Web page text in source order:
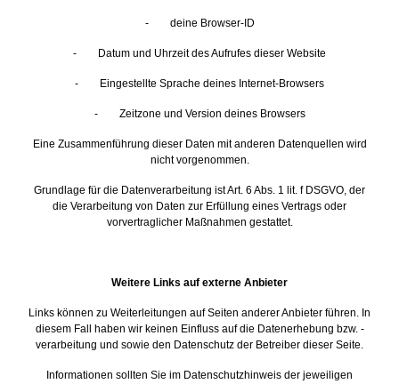
- deine Browser-ID
- Datum und Uhrzeit des Aufrufes dieser Website
- Eingestellte Sprache deines Internet-Browsers
- Zeitzone und Version deines Browsers
Eine Zusammenführung dieser Daten mit anderen Datenquellen wird
nicht vorgenommen.
Grundlage für die Datenverarbeitung ist Art. 6 Abs. 1 lit. f DSGVO, der
die Verarbeitung von Daten zur Erfüllung eines Vertrags oder
vorvertraglicher Maßnahmen gestattet.
Weitere Links auf externe Anbieter
Links können zu Weiterleitungen auf Seiten anderer Anbieter führen. In
diesem Fall haben wir keinen Einfluss auf die Datenerhebung bzw. -
verarbeitung und sowie den Datenschutz der Betreiber dieser Seite.
Informationen sollten Sie im Datenschutzhinweis der jeweiligen